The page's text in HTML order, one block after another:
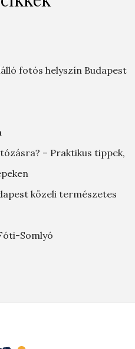
fotós helyszín Budapest
– Praktikus tippek,
közeli természetes
Somlyó